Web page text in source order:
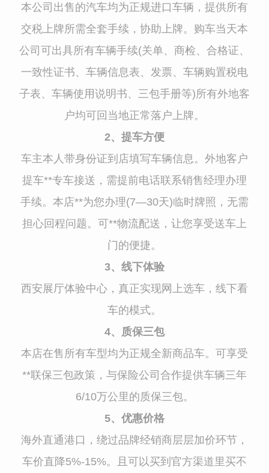
本公司出售的汽车均为正规进口车辆，提供所有
交税上牌所需全套手续，协助上牌。购车当天本
公司可出具所有车辆手续(关单、商检、合格证、
一致性证书、车辆信息表、发票、车辆购置税电
子表、车辆使用说明书、三包手册等)所有外地客
户均可回当地正常落户上牌。
2、提车方便
车主本人带身份证到店填写车辆信息。外地客户
提车**专车接送，需提前电话联系销售经理办理
手续。本店**为您办理(7—30天)临时牌照，无需
担心回程问题。可**物流配送，让您享受送车上
门的便捷。
3、线下体验
西安展厅体验中心，真正实现网上选车，线下看
车的模式。
4、质保三包
本店在售所有车型均为正规全新商品车。可享受
**联保三包政策，与保险公司合作提供车辆三年
6/10万公里的质保三包。
5、优惠价格
海外直通港口，绕过品牌经销商层层加价环节，
车价直降5%-15%。且可以买到官方渠道里买不